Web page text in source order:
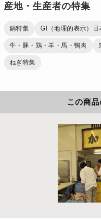
産地・生産者の特集
鍋特集 GI（地理的表示）日
牛・豚・鶏・羊・馬・鴨肉
ねぎ特集
この商